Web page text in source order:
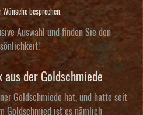
besprechen.
Auswahl und finden Sie den
der Goldschmiede
Goldschmiede hat, und hatte seit
Goldschmied ist es nämlich